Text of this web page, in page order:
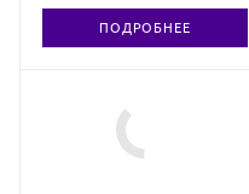
ПОДРОБНЕЕ